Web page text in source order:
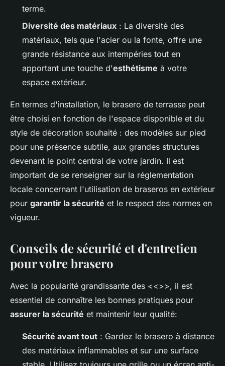
terme.
Diversité des matériaux : La diversité des
matériaux, tels que l'acier ou la fonte, offre une
grande résistance aux intempéries tout en
apportant une touche d'esthétisme à votre
espace extérieur.
En termes d'installation, le brasero de terrasse peut
être choisi en fonction de l'espace disponible et du
style de décoration souhaité : des modèles sur pied
pour une présence subtile, aux grandes structures
devenant le point central de votre jardin. Il est
important de se renseigner sur la réglementation
locale concernant l'utilisation de braseros en extérieur
pour garantir la sécurité et le respect des normes en
vigueur.
Conseils de sécurité et d'entretien
pour votre brasero
Avec la popularité grandissante des <<>>, il est
essentiel de connaître les bonnes pratiques pour
assurer la sécurité et maintenir leur qualité:
Sécurité avant tout : Gardez le brasero à distance
des matériaux inflammables et sur une surface